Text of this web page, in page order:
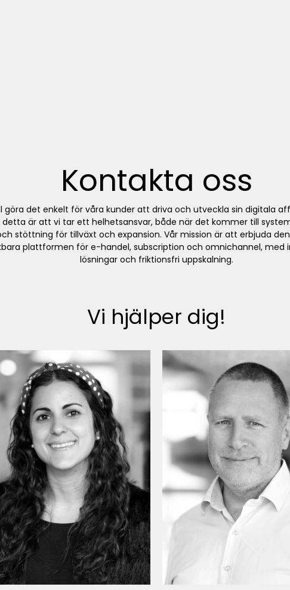
Kontakta oss
göra det enkelt för våra kunder att driva och utveckla sin digitala
detta är att vi tar ett helhetsansvar, både när det kommer till
stöttning för tillväxt och expansion. Vår mission är att erbjuda
plattformen för e-handel, subscription och omnichannel, med
lösningar och friktionsfri uppskalning.
Vi hjälper dig!